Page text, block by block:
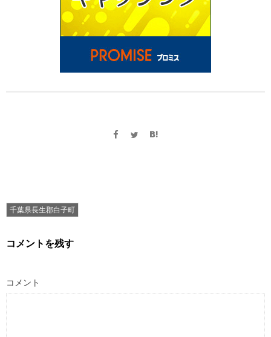
千葉県長生郡白子町
コメントを残す
コメント